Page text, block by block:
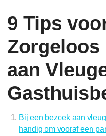
9 Tips
Zorgeloos
aan
Bij een bezoek aan
handig om vooraf een